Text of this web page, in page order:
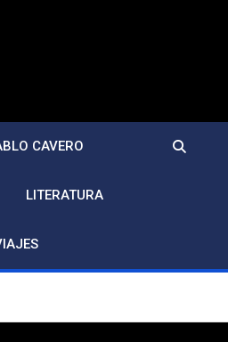
CAVERO
LITERATURA